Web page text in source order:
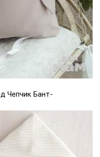
Чепчик Бант-